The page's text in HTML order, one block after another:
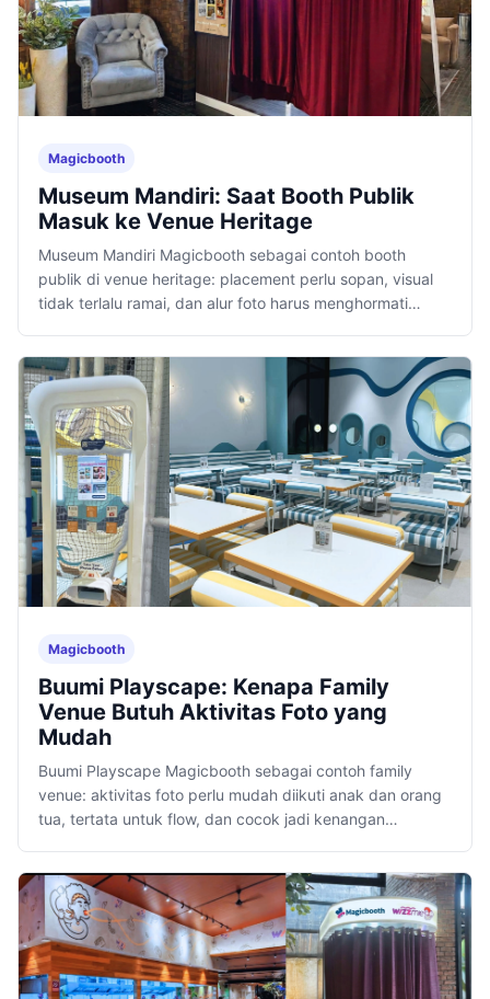
Magicbooth
Museum Mandiri: Saat Booth Publik
Masuk ke Venue Heritage
Museum Mandiri Magicbooth sebagai contoh booth
publik di venue heritage: placement perlu sopan, visual
tidak terlalu ramai, dan alur foto harus menghormati
Magicbooth
Buumi Playscape: Kenapa Family
Venue Butuh Aktivitas Foto yang
Mudah
Buumi Playscape Magicbooth sebagai contoh family
venue: aktivitas foto perlu mudah diikuti anak dan orang
tua, tertata untuk flow, dan cocok jadi kenangan